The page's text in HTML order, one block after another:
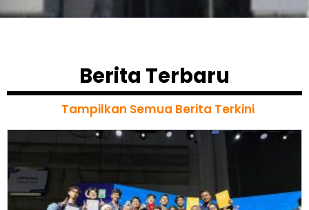
Berita Terbaru
Tampilkan Semua Berita Terkini